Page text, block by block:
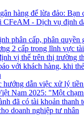
hàng để lừa đảo: Bạn
CFeAM - Dịch vụ định
phân cấp, phân quyền
2 cấp trong lĩnh vực
vị thế trên thị trường
với khách hàng, khi
hướng dẫn việc xử lý
Nam 2025: "Một
đã có tài khoản thanh
doanh nghiệp tư nhân